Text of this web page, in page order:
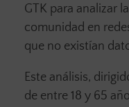
GTK para analizar
comunidad en
que no existían
Este análisis,
de entre 18 y 65